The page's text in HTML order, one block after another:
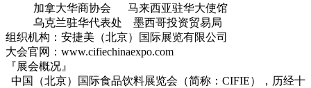
加拿大华商协会 马来西亚驻华大使馆
乌克兰驻华代表处 墨西哥投资贸易局
组织机构：安捷美（北京）国际展览有限公司
大会官网：www.cifiechinaexpo.com
『展会概况』
中国（北京）国际食品饮料展览会（简称：CIFIE），历经十